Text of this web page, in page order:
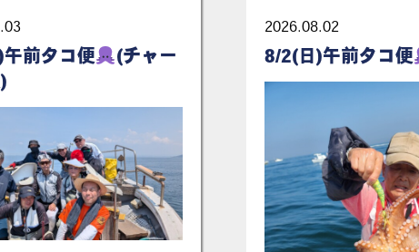
前タコ便
(チャー
2026.08.02
8/2(日)午前タコ便